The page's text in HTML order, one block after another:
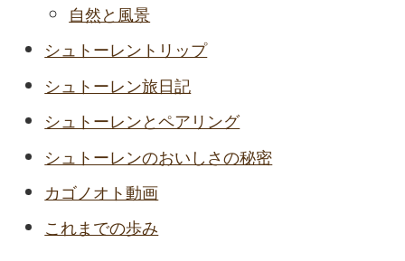
自然と風景
シュトーレントリップ
シュトーレン旅日記
シュトーレンとペアリング
シュトーレンのおいしさの秘密
カゴノオト動画
これまでの歩み